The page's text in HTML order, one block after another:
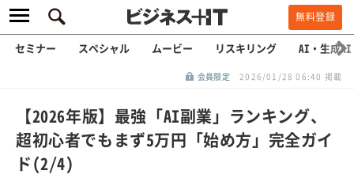
無料登録
セミナー スペシャル ムービー リスキリング AI・生成AI
会員限定 2026/01/28 06:40 掲載
【2026年版】最強「AI副業」ランキング、
超初心者でもまず5万円「始め方」完全ガイ
ド(2/4)